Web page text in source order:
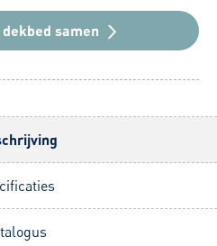
dekbed samen